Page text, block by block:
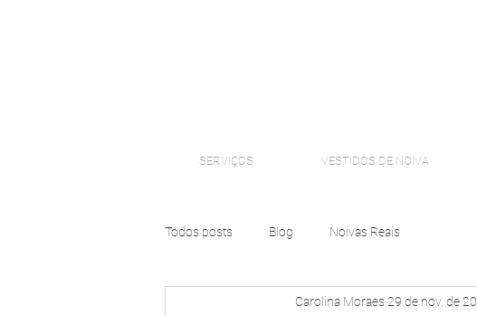
SERVIÇOS VESTIDOS DE NOIVA
Todos posts Blog Noivas Reais
Carolina Moraes 29 de nov. de